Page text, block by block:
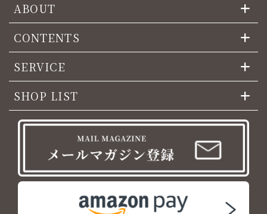
ABOUT
CONTENTS
SERVICE
SHOP LIST